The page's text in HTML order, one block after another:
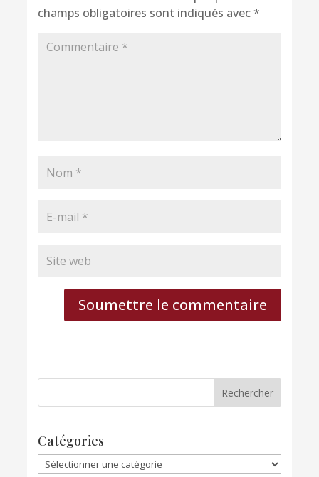
champs obligatoires sont indiqués avec*
Soumettre le commentaire
Catégories
Catégories